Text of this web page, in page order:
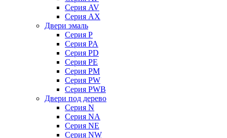
Серия AV
Серия AX
Двери эмаль
Серия P
Серия PA
Серия PD
Серия PE
Серия PM
Серия PW
Серия PWB
Двери под дерево
Серия N
Серия NA
Серия NE
Серия NW